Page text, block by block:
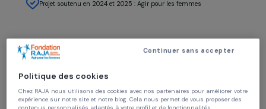
Laafi France
Projet soutenu en 2024 et 2025 : Agir pour les femmes
Continuer sans accepter